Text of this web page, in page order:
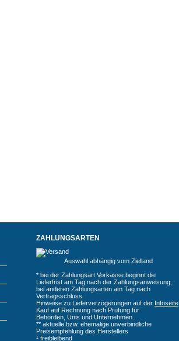
ZAHLUNGSARTEN
Auswahl abhängig vom Zielland
* bei der Zahlungsart Vorkasse beginnt die
Lieferfrist am Tag nach der Zahlungsanweisung,
bei anderen Zahlungsarten am Tag nach
Vertragsschluss.
Hinweise zu Lieferverzögerungen auf der Infoseite
Kauf auf Rechnung nach Prüfung für
Behörden, Unis und Unternehmen.
** aktuelle bzw. ehemalige unverbindliche
Preisempfehlung des Herstellers
¹ freibleibend